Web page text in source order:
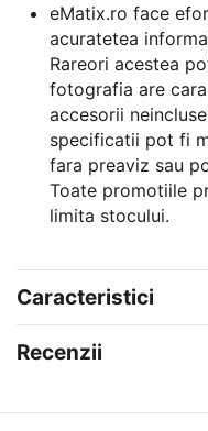
eMatix.ro face
acuratetea
Rareori acestea
fotografia are
accesorii
specificatii pot fi
fara preaviz sau
Toate promotiile
limita stocului.
Caracteristici
Recenzii